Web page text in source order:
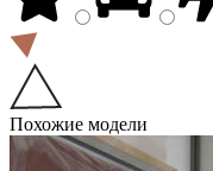
Похожие модели